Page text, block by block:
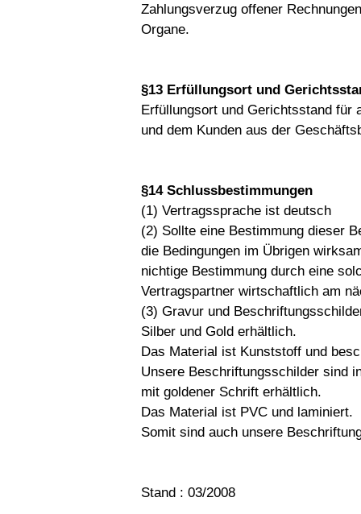
Zahlungsverzug offener
Organe.
§13 Erfüllungsort und
Erfüllungsort und Gerichtsstand für
und dem Kunden aus der
§14 Schlussbestimmungen
(1) Vertragssprache ist deutsch
(2) Sollte eine Bestimmung dieser
die Bedingungen im Übrigen
nichtige Bestimmung durch eine
Vertragspartner wirtschaftlich am
(3) Gravur und
Silber und Gold erhältlich.
Das Material ist Kunststoff und
Unsere Beschriftungsschilder sind
mit goldener Schrift erhältlich.
Das Material ist PVC und laminiert.
Somit sind auch unsere
Stand : 03/2008